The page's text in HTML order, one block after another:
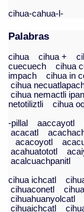
cihua-cahua-l-
Palabras
cihua cihua +
cuecuech
cihua
impach
cihua in
cihua
cihua nemactli
netotiliztli
cihua
-pillal
aaccayotl
acacatl
acacoyotl
acahuatototl
acalcuachpanitl
cihua ichcatl
cihuaconetl
cihuahuanyolcatl
cihuaichcatl